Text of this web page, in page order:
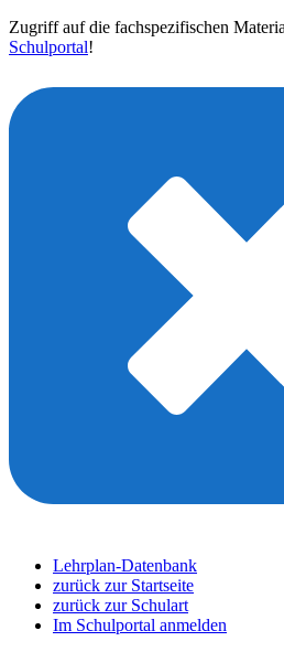
Zugriff auf die fachspezifischen
Schulportal!
Lehrplan-Datenbank
zurück zur Startseite
zurück zur Schulart
Im Schulportal anmelden